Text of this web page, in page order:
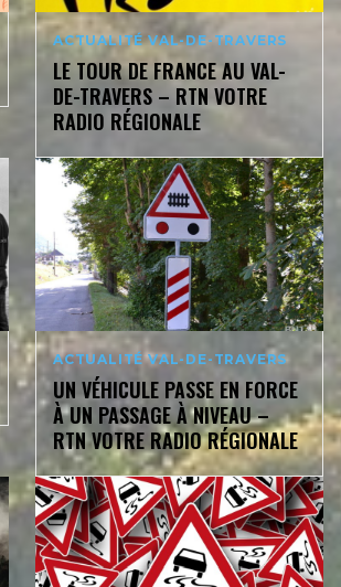
ACTUALITÉ VAL-DE-TRAVERS
LE TOUR DE FRANCE AU VAL-
DE-TRAVERS – RTN VOTRE
RADIO RÉGIONALE
ACTUALITÉ VAL-DE-TRAVERS
UN VÉHICULE PASSE EN FORCE
À UN PASSAGE À NIVEAU –
RTN VOTRE RADIO RÉGIONALE